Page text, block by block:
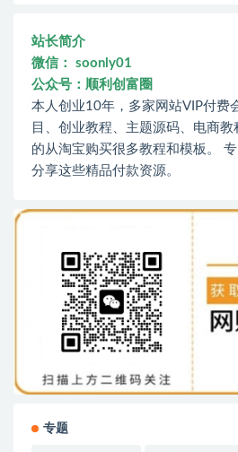
站长简介
微信： soonly01
公众号：顺利创富圈
本人创业10年，多家网站VIP付费
目、创业教程、主题源码、电商
的从淘宝购买很多教程和模板。
分享这些精品付款资源。
专题